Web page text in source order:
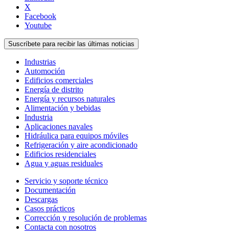
X
Facebook
Youtube
Suscríbete para recibir las últimas noticias
Industrias
Automoción
Edificios comerciales
Energía de distrito
Energía y recursos naturales
Alimentación y bebidas
Industria
Aplicaciones navales
Hidráulica para equipos móviles
Refrigeración y aire acondicionado
Edificios residenciales
Agua y aguas residuales
Servicio y soporte técnico
Documentación
Descargas
Casos prácticos
Corrección y resolución de problemas
Contacta con nosotros